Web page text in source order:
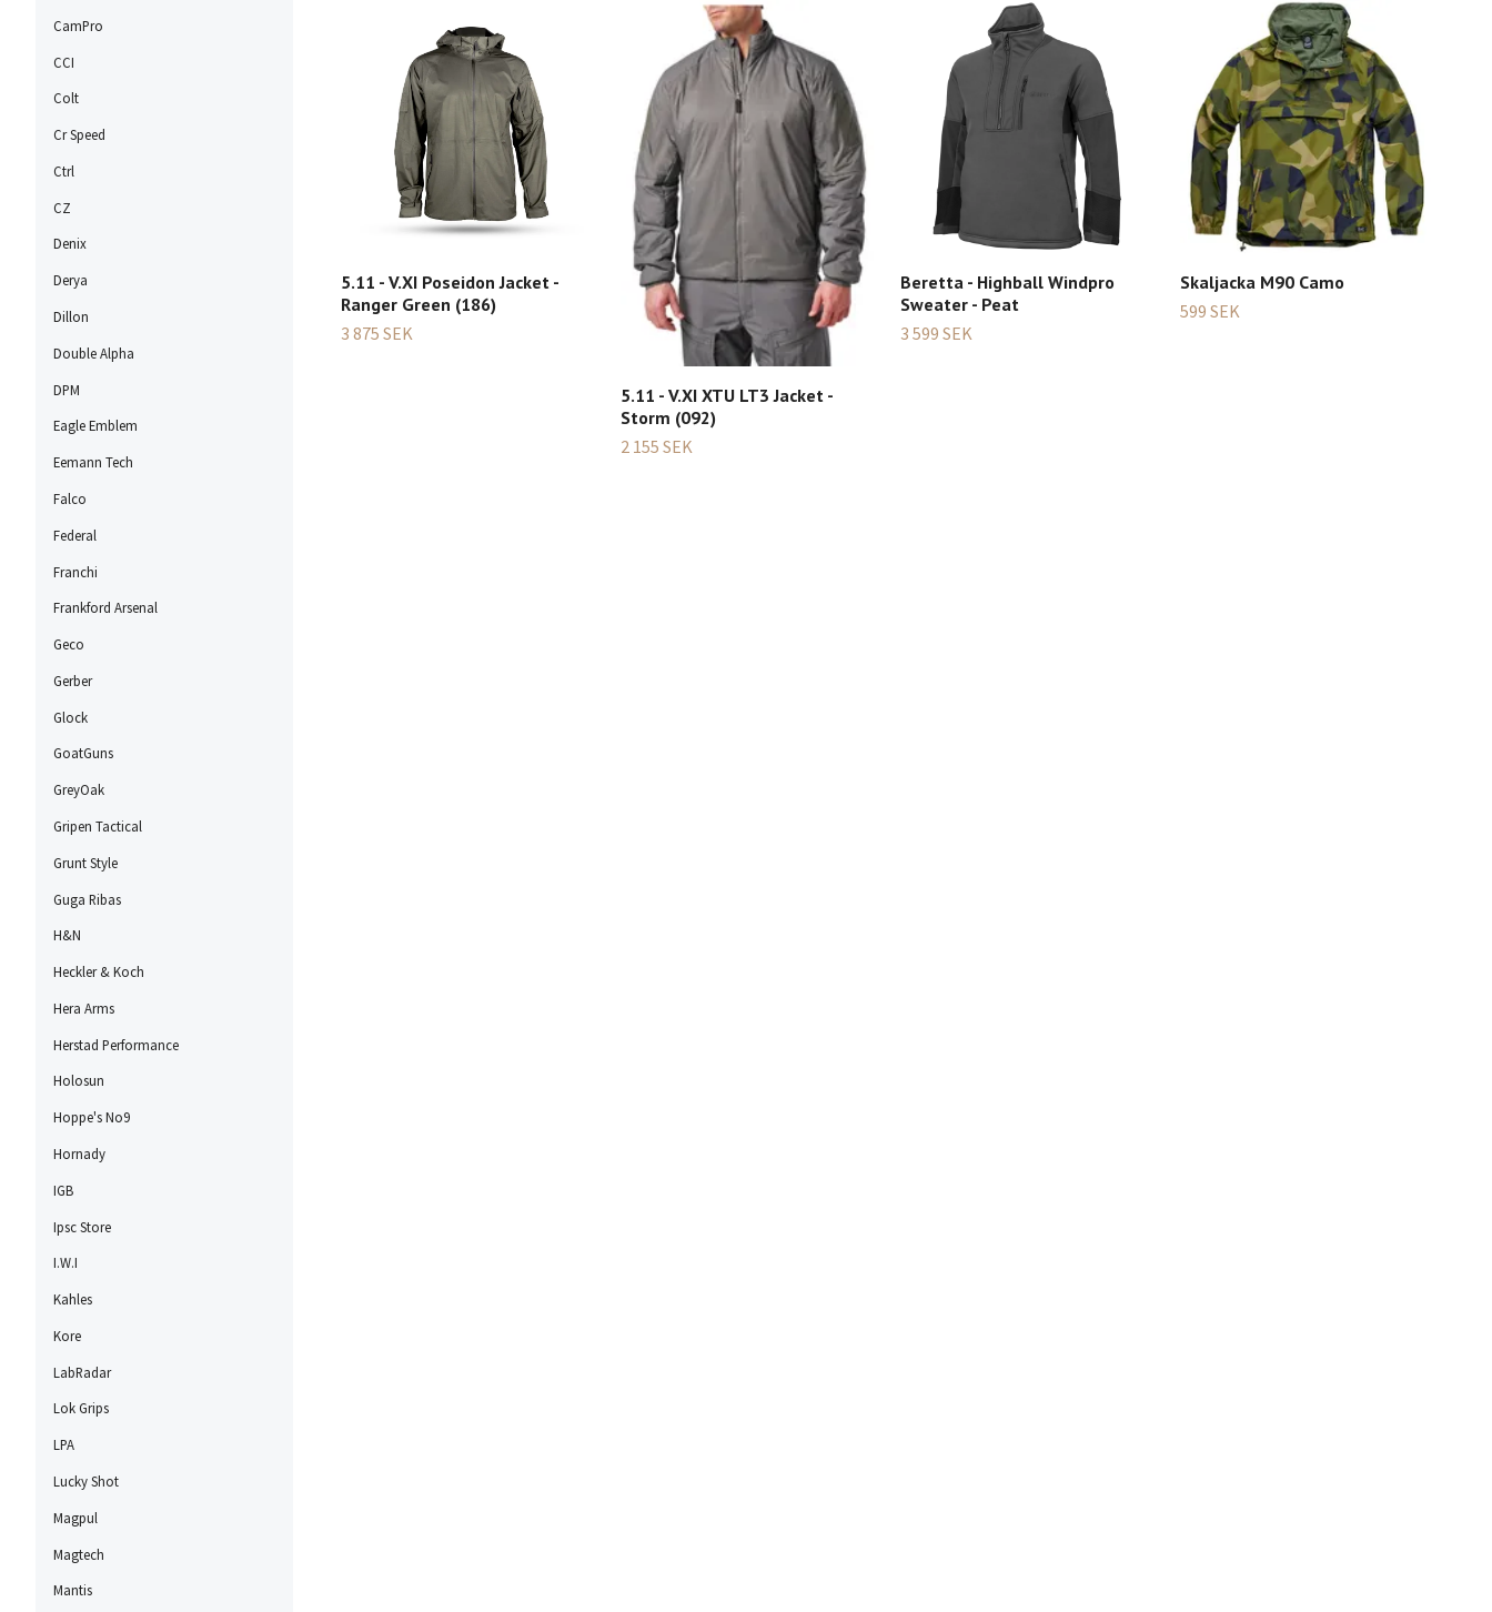
CamPro
CCI
Colt
Cr Speed
Ctrl
CZ
Denix
Derya
Dillon
Double Alpha
DPM
Eagle Emblem
Eemann Tech
Falco
Federal
Franchi
Frankford Arsenal
Geco
Gerber
Glock
GoatGuns
GreyOak
Gripen Tactical
Grunt Style
Guga Ribas
H&N
Heckler & Koch
Hera Arms
Herstad Performance
Holosun
Hoppe's No9
Hornady
IGB
Ipsc Store
I.W.I
Kahles
Kore
LabRadar
Lok Grips
LPA
Lucky Shot
Magpul
Magtech
Mantis
5.11 - V.XI Poseidon Jacket -
Ranger Green (186)
3 875 SEK
5.11 - V.XI XTU LT3 Jacket -
Storm (092)
2 155 SEK
Beretta - Highball Windpro
Sweater - Peat
3 599 SEK
Skaljacka M90 Camo
599 SEK